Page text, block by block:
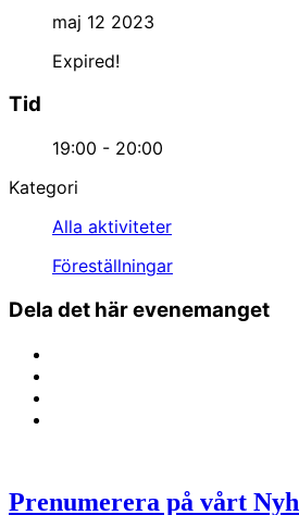
maj 12 2023
Expired!
Tid
19:00 - 20:00
Kategori
Alla aktiviteter
Föreställningar
Dela det här evenemanget
Prenumerera på vårt